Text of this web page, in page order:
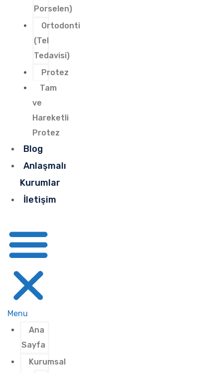
Porselen)
Ortodonti
(Tel
Tedavisi)
Protez
Tam
ve
Hareketli
Protez
Blog
Anlaşmalı
Kurumlar
İletişim
Menu
Ana
Sayfa
Kurumsal